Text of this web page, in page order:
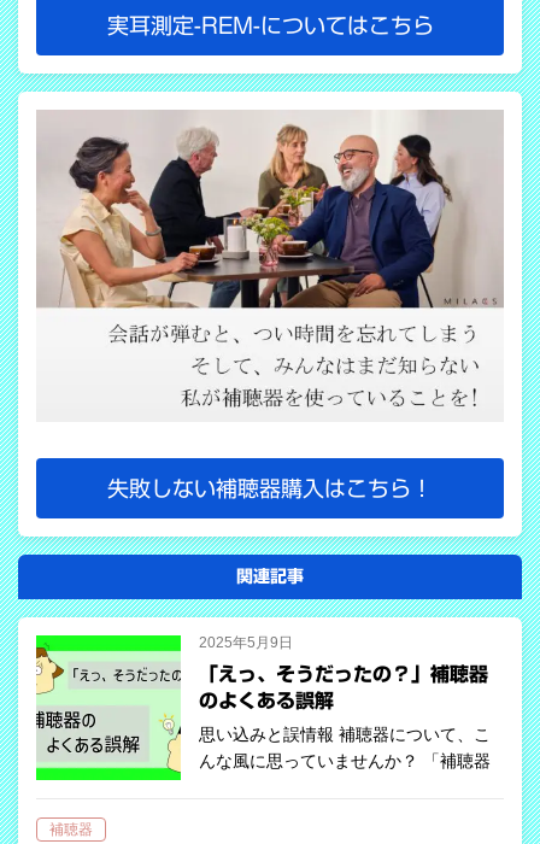
実耳測定-REM-についてはこちら
失敗しない補聴器購入はこちら！
関連記事
2025年5月9日
「えっ、そうだったの？」補聴器
のよくある誤解
思い込みと誤情報 補聴器について、こ
んな風に思っていませんか？ 「補聴器
補聴器